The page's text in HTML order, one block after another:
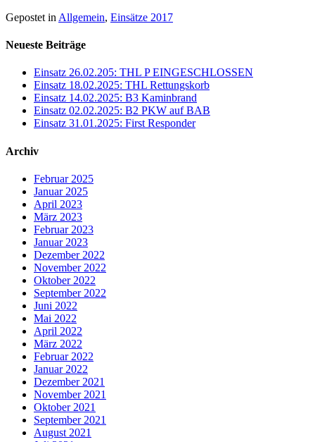
Gepostet in Allgemein, Einsätze 2017
Neueste Beiträge
Einsatz 26.02.205: THL P EINGESCHLOSSEN
Einsatz 18.02.2025: THL Rettungskorb
Einsatz 14.02.2025: B3 Kaminbrand
Einsatz 02.02.2025: B2 PKW auf BAB
Einsatz 31.01.2025: First Responder
Archiv
Februar 2025
Januar 2025
April 2023
März 2023
Februar 2023
Januar 2023
Dezember 2022
November 2022
Oktober 2022
September 2022
Juni 2022
Mai 2022
April 2022
März 2022
Februar 2022
Januar 2022
Dezember 2021
November 2021
Oktober 2021
September 2021
August 2021